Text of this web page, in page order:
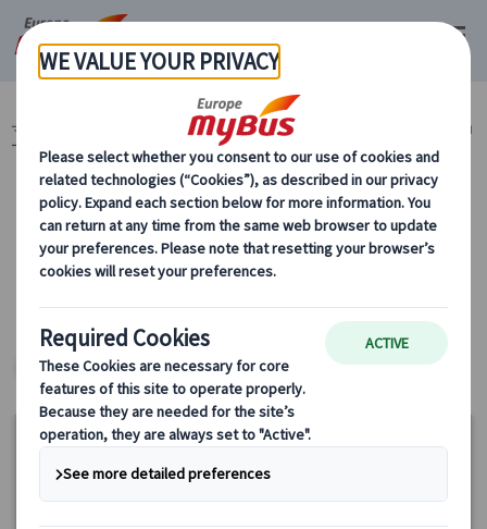
マイバス・ヨーロッパ イタリア (45) ローマ (31)
ロ
ーマ市内観光 (8)
カテゴリーから探す
市内観光 ローマ市内観光 ヨーロッパ・プラ
ヨーロッパ・プライベートツアー